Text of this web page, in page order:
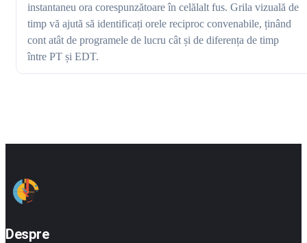
instantaneu ora corespunzătoare în celălalt fus. Grila vizuală de
timp vă ajută să identificați orele reciproc convenabile, ținând
cont atât de programele de lucru cât și de diferența de timp
între PT și EDT.
Despre